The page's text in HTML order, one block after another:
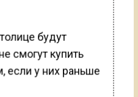
будут
смогут купить
если у них раньше